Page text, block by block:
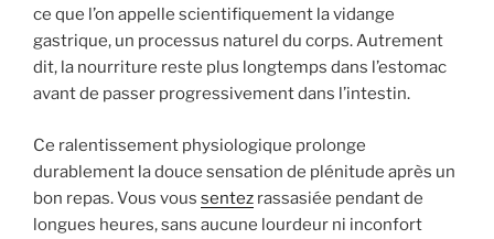
ce que l’on appelle scientifiquement la vidange
gastrique, un processus naturel du corps. Autrement
dit, la nourriture reste plus longtemps dans l’estomac
avant de passer progressivement dans l’intestin.
Ce ralentissement physiologique prolonge
durablement la douce sensation de plénitude après un
bon repas. Vous vous sentez rassasiée pendant de
longues heures, sans aucune lourdeur ni inconfort